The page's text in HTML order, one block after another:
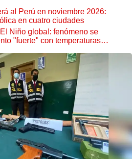
al Perú en noviembre 2026:
en cuatro ciudades
Niño global: fenómeno se
"fuerte" con temperaturas